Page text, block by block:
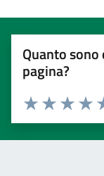
Quanto
pagina?
Valuta 3
Valuta 2
Valuta 1 stelle